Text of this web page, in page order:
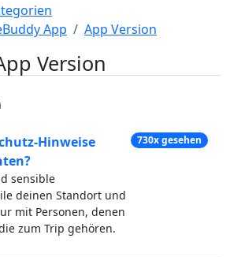
App
App Version
Version
Hinweise
sensible
deinen Standort und
mit Personen, denen
zum Trip gehören.
730x gesehen